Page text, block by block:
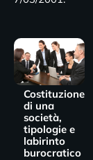
Costituzione
di una
società,
tipologie e
labirinto
burocratico